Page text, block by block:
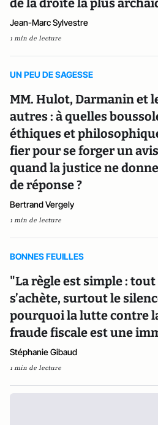
de la droite la plus
Jean-Marc Sylvestre
1 min de lecture
UN PEU DE SAGESSE
MM. Hulot, Darmanin et
autres : à quelles
éthiques et
fier pour se forger un avis
quand la justice ne
de réponse ?
Bertrand Vergely
1 min de lecture
BONNES FEUILLES
"La règle est simple : tout
s’achète, surtout le
pourquoi la lutte contre
fraude fiscale est une
Stéphanie Gibaud
1 min de lecture